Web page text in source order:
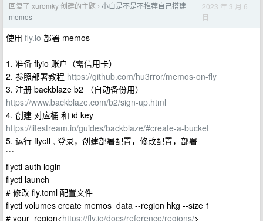
回复了 xuromky 创建的主题 › 小白是不是不推荐自己搭建
memos
2023 年 3 月 6
日
使用 fly.io 部署 memos
1. 准备 flyio 账户（需信用卡）
2. 参照部署教程 https://github.com/hu3rror/memos-on-fly
3. 注册 backblaze b2 （自动备份用）
https://www.backblaze.com/b2/sign-up.html
4. 创建 对应桶 和 id key
https://litestream.io/guides/backblaze/#create-a-bucket
5. 运行 flyctl , 登录，创建部署配置，修改配置，部署
```
flyctl auth login
flyctl launch
# 修改 fly.toml 配置文件
flyctl volumes create memos_data --region hkg --size 1
# your_region<https://fly.io/docs/reference/regions/>